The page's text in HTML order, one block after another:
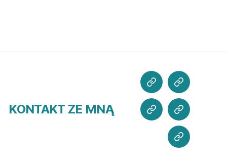
KONTAKT ZE MNĄ
POZNAJ
MNIE
CO
SŁYCHAĆ?
MOJE
PROJEKTY
WSPIERAJ
MISJĘ
KONTAKT